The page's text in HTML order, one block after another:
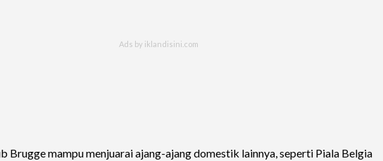
Brugge mampu menjuarai ajang-ajang domestik lainnya, seperti Piala Belgia